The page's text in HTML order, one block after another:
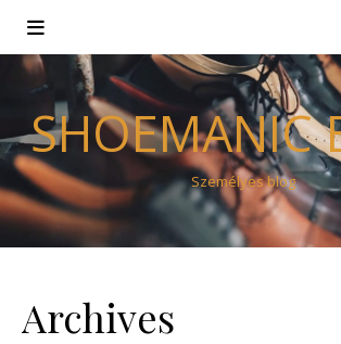
SHOEMANIC
Személyes blog
Archives